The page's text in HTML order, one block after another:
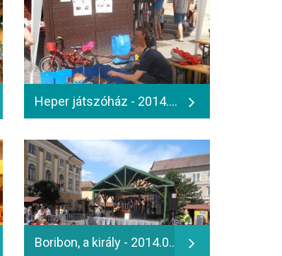
Heper játszóház - 2014.06.15.
Boribon, a király - 2014.06.15.